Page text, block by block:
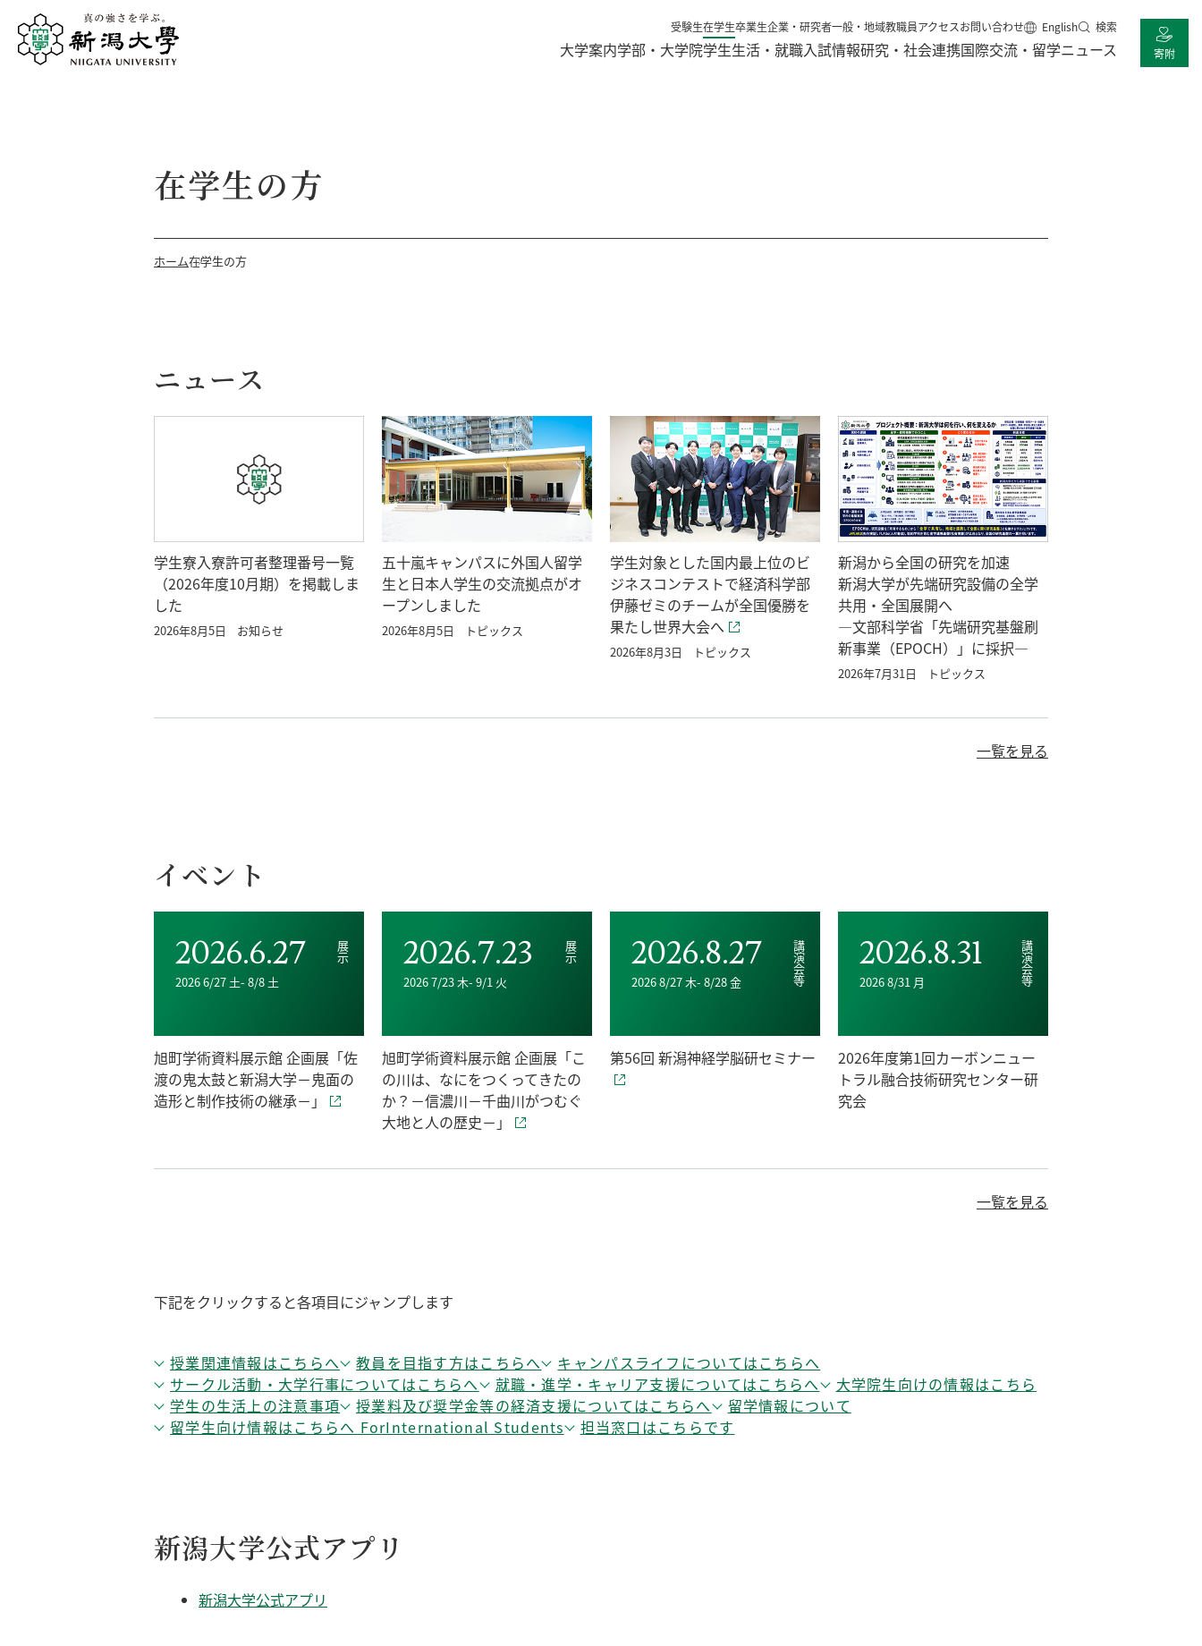
大学案内学部・大学院学生生活・就職入試情報研究・社会連携国際交流・留学ニュース
受験生在学生卒業生企業・研究者一般・地域教職員アクセスお問い合わせ
English
寄附
検索
在学生の方
ホーム在学生の方
ニュース
学生寮入寮許可者整理番号一覧
（2026年度10月期）を掲載しま
した
2026年8月5日 お知らせ
五十嵐キャンパスに外国人留学
生と日本人学生の交流拠点がオ
ープンしました
2026年8月5日 トピックス
学生対象とした国内最上位のビ
ジネスコンテストで経済科学部
伊藤ゼミのチームが全国優勝を
果たし世界大会へ
2026年8月3日 トピックス
新潟から全国の研究を加速
新潟大学が先端研究設備の全学
共用・全国展開へ
―文部科学省「先端研究基盤刷
新事業（EPOCH）」に採択―
2026年7月31日 トピックス
一覧を見る
イベント
2026.6.27
2026 6/27 土- 8/8 土
展示
旭町学術資料展示館 企画展「佐
渡の鬼太鼓と新潟大学－鬼面の
造形と制作技術の継承－」
2026.7.23
2026 7/23 木- 9/1 火
展示
旭町学術資料展示館 企画展「こ
の川は、なにをつくってきたの
か？－信濃川－千曲川がつむぐ
大地と人の歴史－」
2026.8.27
2026 8/27 木- 8/28 金 講演会等
第56回 新潟神経学脳研セミナー
2026.8.31
2026 8/31 月 講演会等
2026年度第1回カーボンニュー
トラル融合技術研究センター研
究会
一覧を見る
下記をクリックすると各項目にジャンプします
授業関連情報はこちらへ 教員を目指す方はこちらへ
キャンパスライフについてはこちらへ
サークル活動・大学行事についてはこちらへ
就職・進学・キャリア支援についてはこちらへ
大学院生向けの情報はこちら
学生の生活上の注意事項
授業料及び奨学金等の経済支援についてはこちらへ
留学情報について
留学生向け情報はこちらへ ForInternational Students
担当窓口はこちらです
新潟大学公式アプリ
新潟大学公式アプリ